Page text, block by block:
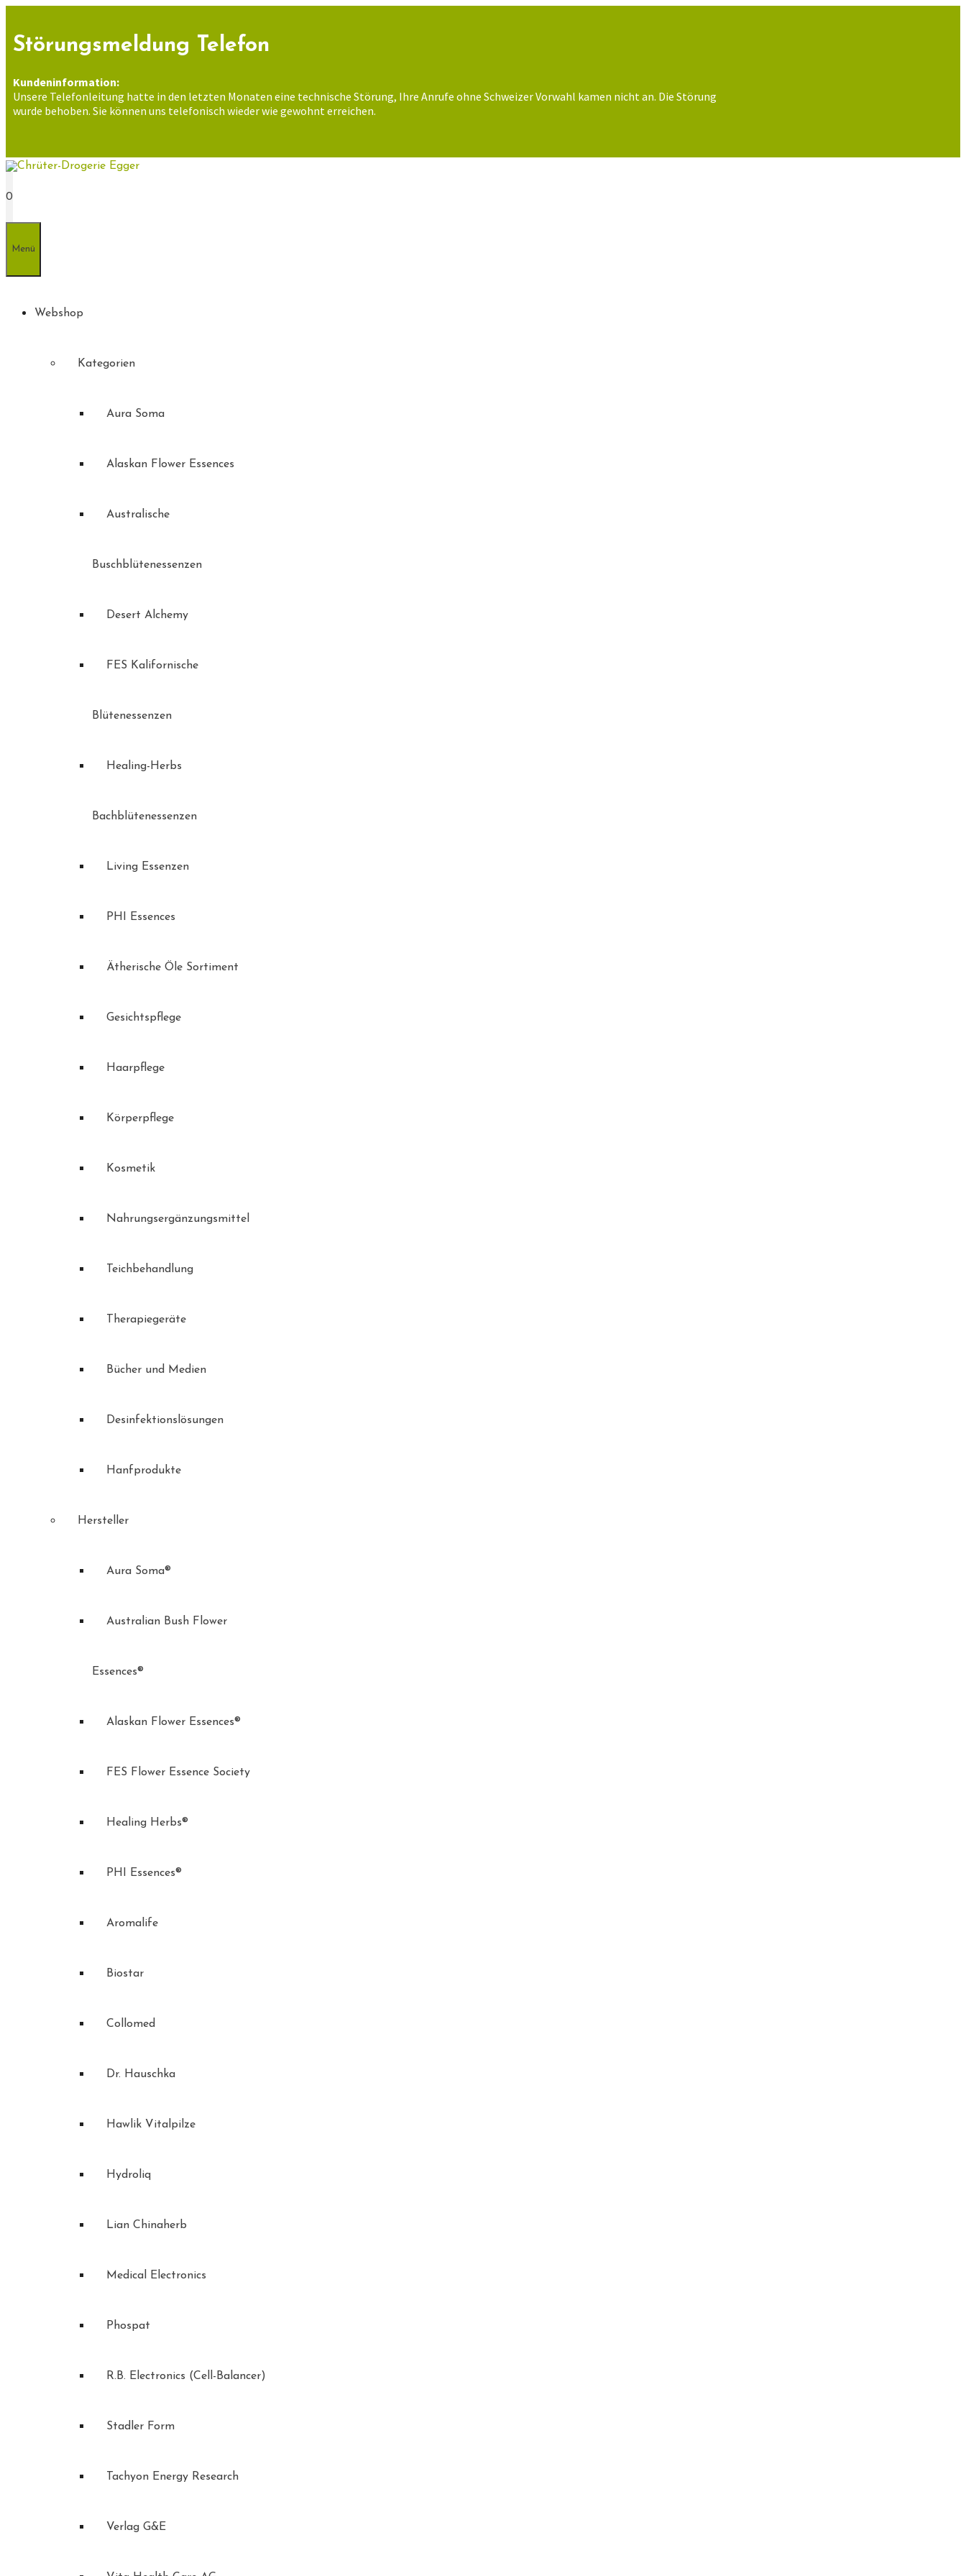
springen
Störungsmeldung Telefon
Kundeninformation:
Unsere Telefonleitung hatte in den letzten Monaten eine technische Störung, Ihre Anrufe ohne Schweizer Vorwahl kamen nicht an. Die Störung
wurde behoben. Sie können uns telefonisch wieder wie gewohnt erreichen.
0
Menü
Webshop
Kategorien
Aura Soma
Alaskan Flower Essences
Australische
Buschblütenessenzen
Desert Alchemy
FES Kalifornische
Blütenessenzen
Healing-Herbs
Bachblütenessenzen
Living Essenzen
PHI Essences
Ätherische Öle Sortiment
Gesichtspflege
Haarpflege
Körperpflege
Kosmetik
Nahrungsergänzungsmittel
Teichbehandlung
Therapiegeräte
Bücher und Medien
Desinfektionslösungen
Hanfprodukte
Hersteller
Aura Soma®
Australian Bush Flower
Essences®
Alaskan Flower Essences®
FES Flower Essence Society
Healing Herbs®
PHI Essences®
Aromalife
Biostar
Collomed
Dr. Hauschka
Hawlik Vitalpilze
Hydroliq
Lian Chinaherb
Medical Electronics
Phospat
R.B. Electronics (Cell-Balancer)
Stadler Form
Tachyon Energy Research
Verlag G&E